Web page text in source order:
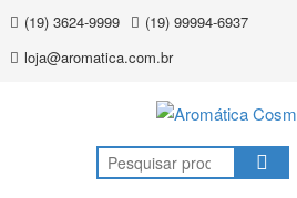
Skip
content
(19) 3624-9999
(19) 99994-6937
loja@aromatica.com.br
Pesquisar
por: